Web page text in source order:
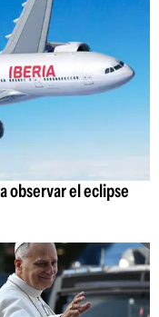
observar el eclipse